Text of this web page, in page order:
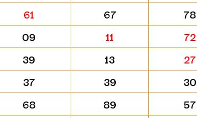
61
67 78
09
11 72
39
13 27
37
39 30
68
89 57